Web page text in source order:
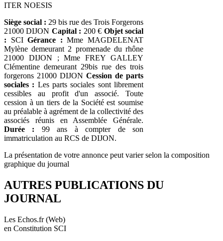
ITER NOESIS
Siège social : 29 bis rue des Trois Forgerons
21000 DIJON Capital : 200 € Objet social
: SCIGérance : Mme MAGDELENAT
Mylène demeurant 2 promenade du rhône
21000 DIJON ; Mme FREY GALLEY
Clémentine demeurant 29bis rue des trois
forgerons 21000 DIJON Cession de parts
sociales : Les parts sociales sont librement
cessibles au profit d'un associé. Toute
cession à un tiers de la Société est soumise
au préalable à agrément de la collectivité des
associés réunis en Assemblée Générale.
Durée : 99 ans à compter de son
immatriculation au RCS de DIJON.
La présentation de votre annonce peut varier selon la composition
graphique du journal
AUTRES PUBLICATIONS DU
JOURNAL
Les Echos.fr (Web)
en Constitution SCI